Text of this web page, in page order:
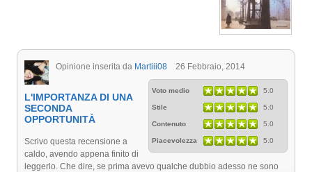
Opinione inserita da Martiii08 26 Febbraio, 2014
Voto medio 5.0
Stile 5.0
Contenuto 5.0
Piacevolezza 5.0
L'IMPORTANZA DI UNA
SECONDA
OPPORTUNITÀ
Scrivo questa recensione a
caldo, avendo appena finito di
leggerlo. Che dire, se prima avevo qualche dubbio adesso ne sono